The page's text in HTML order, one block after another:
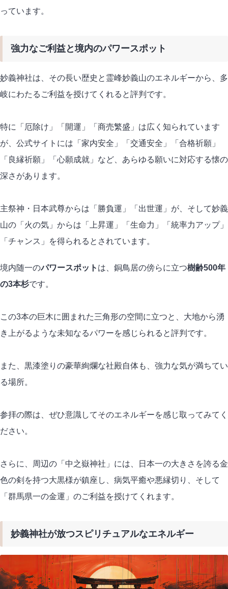
っています。
強力なご利益と境内のパワースポット
妙義神社は、その長い歴史と霊峰妙義山のエネルギーから、多
岐にわたるご利益を授けてくれると評判です。
特に「厄除け」「開運」「商売繁盛」は広く知られています
が、公式サイトには「家内安全」「交通安全」「合格祈願」
「良縁祈願」「心願成就」など、あらゆる願いに対応する懐の
深さがあります。
主祭神・日本武尊からは「勝負運」「出世運」が、そして妙義
山の「火の気」からは「上昇運」「生命力」「統率力アップ」
「チャンス」を得られるとされています。
境内随一のパワースポット は、銅鳥居の傍らに立つ樹齢500年
の3本杉です。
この3本の巨木に囲まれた三角形の空間に立つと、大地から湧
き上がるような未知なるパワーを感じられると評判です。
また、黒漆塗りの豪華絢爛な社殿自体も、強力な気が満ちてい
る場所。
参拝の際は、ぜひ意識してそのエネルギーを感じ取ってみてく
ださい。
さらに、周辺の「中之嶽神社」には、日本一の大きさを誇る金
色の剣を持つ大黒様が鎮座し、病気平癒や悪縁切り、そして
「群馬県一の金運」のご利益を授けてくれます。
妙義神社が放つスピリチュアルなエネルギー